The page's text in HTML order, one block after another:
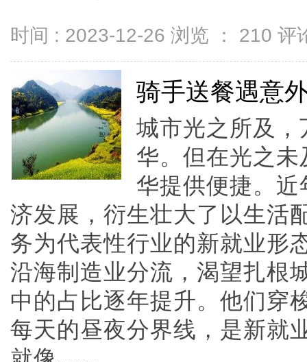
时间 : 2023-12-26 浏览 ： 210 评
骑手送餐遇意
城市光之所及
华。但在光之
华提供便捷。
济发展，衍生壮大了以生活
务为代表性行业的新就业形
沿海制造业分流，渴望扎根
中的占比逐年提升。他们穿
每天的昼夜分界线，是新就